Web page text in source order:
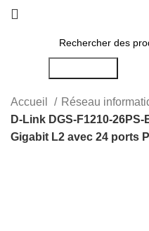
Accueil Réseau
D-Link DGS-F1210-
Gigabit L2 avec 24 ports